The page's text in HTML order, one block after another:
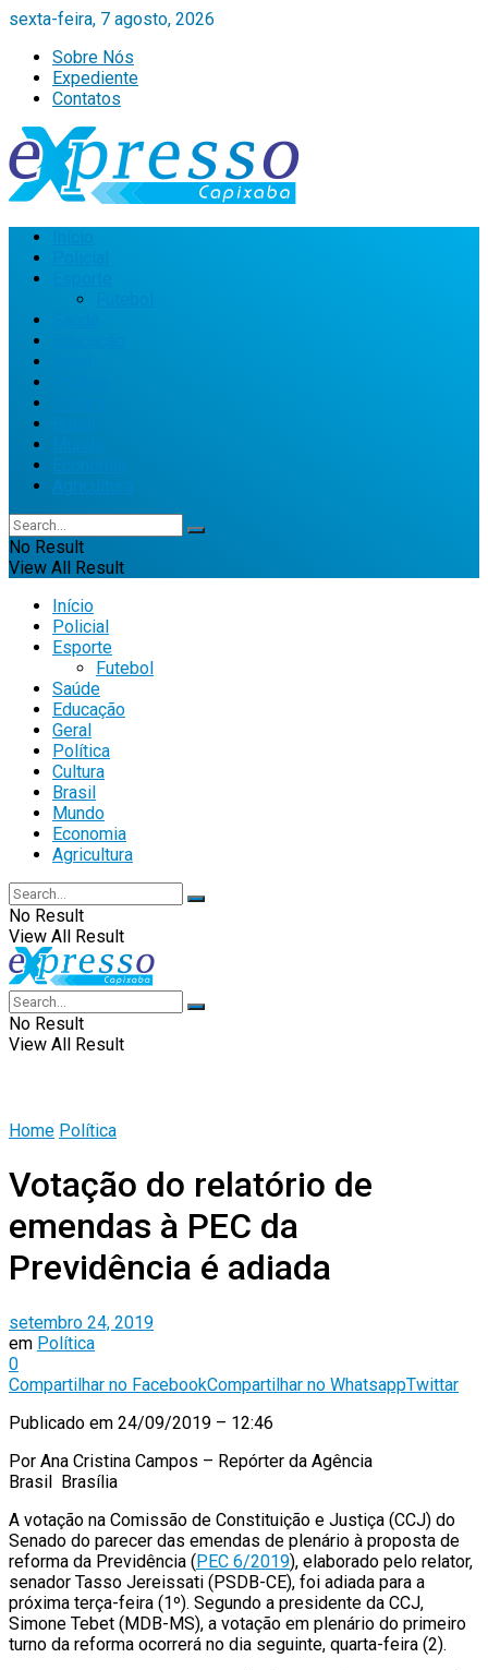
sexta-feira, 7 agosto, 2026
Sobre Nós
Expediente
Contatos
Agricultura
No Result
View All Result
Início
Policial
Esporte
Futebol
Saúde
Educação
Geral
Política
Cultura
Brasil
Mundo
Economia
Agricultura
No Result
View All Result
No Result
View All Result
Home Política
Votação do relatório de
emendas à PEC da
Previdência é adiada
setembro 24, 2019
em Política
0
Compartilhar no FacebookCompartilhar no WhatsappTwittar
Publicado em 24/09/2019 – 12:46
Por Ana Cristina Campos – Repórter da Agência
Brasil Brasília
A votação na Comissão de Constituição e Justiça (CCJ) do
Senado do parecer das emendas de plenário à proposta de
reforma da Previdência (PEC 6/2019), elaborado pelo relator,
senador Tasso Jereissati (PSDB-CE), foi adiada para a
próxima terça-feira (1º). Segundo a presidente da CCJ,
Simone Tebet (MDB-MS), a votação em plenário do primeiro
turno da reforma ocorrerá no dia seguinte, quarta-feira (2).